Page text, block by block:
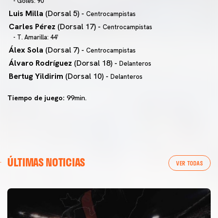
Luis Milla (Dorsal 5) - Centrocampistas
Carles Pérez (Dorsal 17) - Centrocampistas
- T. Amarilla: 44'
Álex Sola (Dorsal 7) - Centrocampistas
Álvaro Rodríguez (Dorsal 18) - Delanteros
Bertug Yildirim (Dorsal 10) - Delanteros
Tiempo de juego: 99min.
ÚLTIMAS NOTICIAS VER TODAS